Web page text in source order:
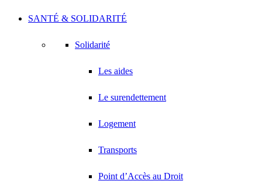
SANTÉ & SOLIDARITÉ
Solidarité
Les aides
Le surendettement
Logement
Transports
Point d’Accès au Droit